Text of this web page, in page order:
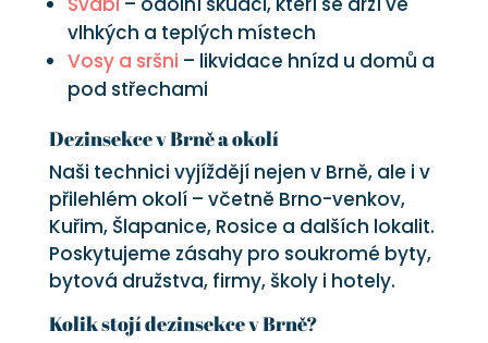
vlhkých a teplých místech
Vosy a sršni – likvidace hnízd u domů a
pod střechami
Dezinsekce v Brně a okolí
Naši technici vyjíždějí nejen v Brně, ale i v
přilehlém okolí – včetně Brno-venkov,
Kuřim, Šlapanice, Rosice a dalších lokalit.
Poskytujeme zásahy pro soukromé byty,
bytová družstva, firmy, školy i hotely.
Kolik stojí dezinsekce v Brně?